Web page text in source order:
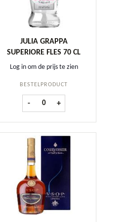
JULIA GRAPPA
SUPERIORE FLES 70 CL
Log in om de prijs te zien
BESTELPRODUCT
- Julia Grappa Superiore fles 70
+